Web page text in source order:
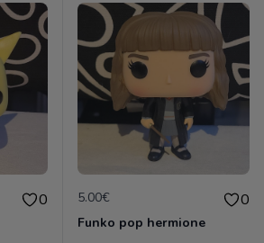
0 5.00€ 0
Funko pop hermione